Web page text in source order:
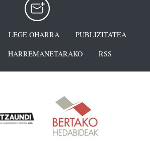
LEGE OHARRA
PUBLIZITATEA
HARREMANETARAKO RSS